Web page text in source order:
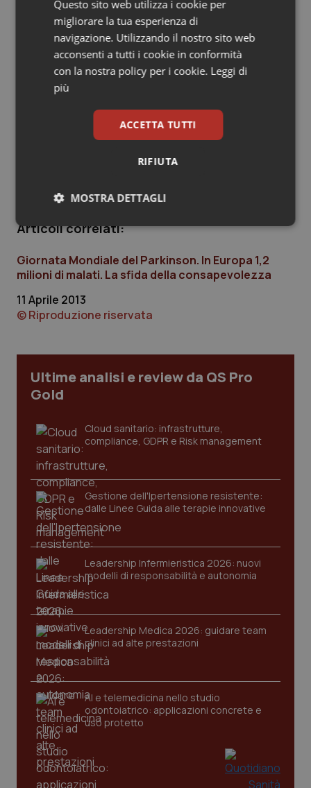
Salute orale & impianti
Sangue & coagulazione
Tiroide
Tumore al seno
Tumori del Polmone & Testa Collo
Tumori gastrointestinali
Ulcera & Reflusso
Vaccini
inchieste, produrre contenuti di grande utilità sociale,
aumentare la qualità e la quantità dell'informazione e
aiutare ancora di più le persone con Parkinson a
migliorare sensibilmente la loro qualità di vita" conclude
Il sito web è stato realizzato da AfterPixel srl:
, partner e project manager, si è occupato
del coordinamento del team di lavoro,Giorgio
, partner e art director, ha curato gli aspetti di
Articoli correlati:
Giornata Mondiale del Parkinson. In Europa 1,2
milioni di malati. La sfida della consapevolezza
11 Aprile 2013
© Riproduzione riservata
Ultime analisi e review da QS Pro
Gold
Cloud sanitario: infrastrutture,
compliance, GDPR e Risk management
Gestione dell'Ipertensione resistente:
dalle Linee Guida alle terapie innovative
Leadership Infermieristica 2026: nuovi
modelli di responsabilità e autonomia
Leadership Medica 2026: guidare team
clinici ad alte prestazioni
AI e telemedicina nello studio
odontoiatrico: applicazioni concrete e
uso protetto
Questo sito web utilizza i cookie per
migliorare la tua esperienza di
navigazione. Utilizzando il nostro sito web
acconsenti a tutti i cookie in conformità
con la nostra policy per i cookie. Leggi di
più
ACCETTA TUTTI
RIFIUTA
MOSTRA DETTAGLI
Necessari Statistici Marketing
navigazione sulle pagine e l'accesso alle aree
protette del sito. Il sito web non è in grado di
funzionare correttamente senza questi cookie.
VISITOR_PRIVACY_METADATA
YouTube
.youtube.com
CookieScriptConsent